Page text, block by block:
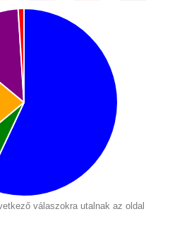
válaszokra utalnak az oldal